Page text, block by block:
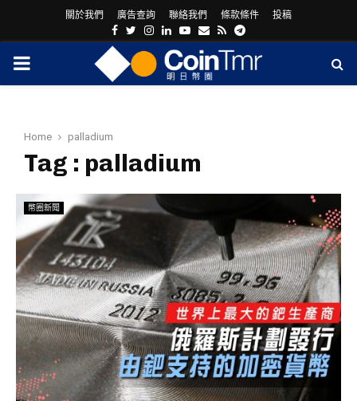
關於我們 廣告查詢 聯絡我們 條款條件 投稿
Facebook
Twitter
Instagram
LinkedinYoutube
Email
RssTelegram
PRIMARY
Home palladium
Tag : palladium
幣圈新聞